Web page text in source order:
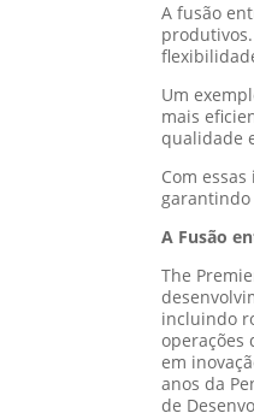
A fusão
Um
mais
qualidade
Com
garantindo
A Fusão
The
incluindo
operações
em
anos da
de